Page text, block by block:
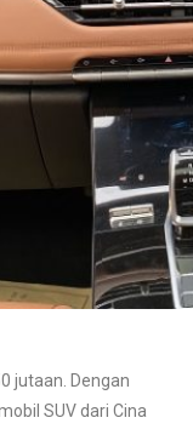
jutaan. Dengan
SUV dari Cina